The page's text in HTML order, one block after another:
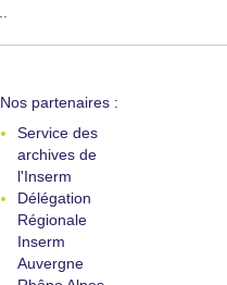
Nos partenaires :
Service des
archives de
l'Inserm
Délégation
Régionale
Inserm
Auvergne